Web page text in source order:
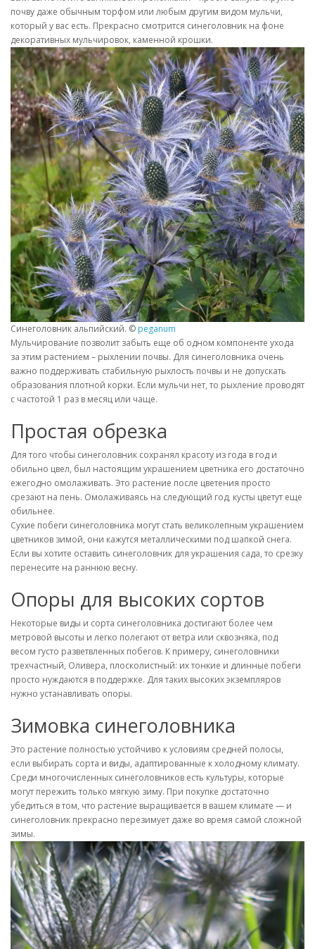
почву даже обычным торфом или любым другим видом мульчи,
который у вас есть. Прекрасно смотрится синеголовник на фоне
декоративных мульчировок, каменной крошки.
Синеголовник альпийский. © peganum
Мульчирование позволит забыть еще об одном компоненте ухода
за этим растением – рыхлении почвы. Для синеголовника очень
важно поддерживать стабильную рыхлость почвы и не допускать
образования плотной корки. Если мульчи нет, то рыхление проводят
с частотой 1 раз в месяц или чаще.
Простая обрезка
Для того чтобы синеголовник сохранял красоту из года в год и
обильно цвел, был настоящим украшением цветника его достаточно
ежегодно омолаживать. Это растение после цветения просто
срезают на пень. Омолаживаясь на следующий год, кусты цветут еще
обильнее.
Сухие побеги синеголовника могут стать великолепным украшением
цветников зимой, они кажутся металлическими под шапкой снега.
Если вы хотите оставить синеголовник для украшения сада, то срезку
перенесите на раннюю весну.
Опоры для высоких сортов
Некоторые виды и сорта синеголовника достигают более чем
метровой высоты и легко полегают от ветра или сквозняка, под
весом густо разветвленных побегов. К примеру, синеголовники
трехчастный, Оливера, плосколистный: их тонкие и длинные побеги
просто нуждаются в поддержке. Для таких высоких экземпляров
нужно устанавливать опоры.
Зимовка синеголовника
Это растение полностью устойчиво к условиям средней полосы,
если выбирать сорта и виды, адаптированные к холодному климату.
Среди многочисленных синеголовников есть культуры, которые
могут пережить только мягкую зиму. При покупке достаточно
убедиться в том, что растение выращивается в вашем климате — и
синеголовник прекрасно перезимует даже во время самой сложной
зимы.